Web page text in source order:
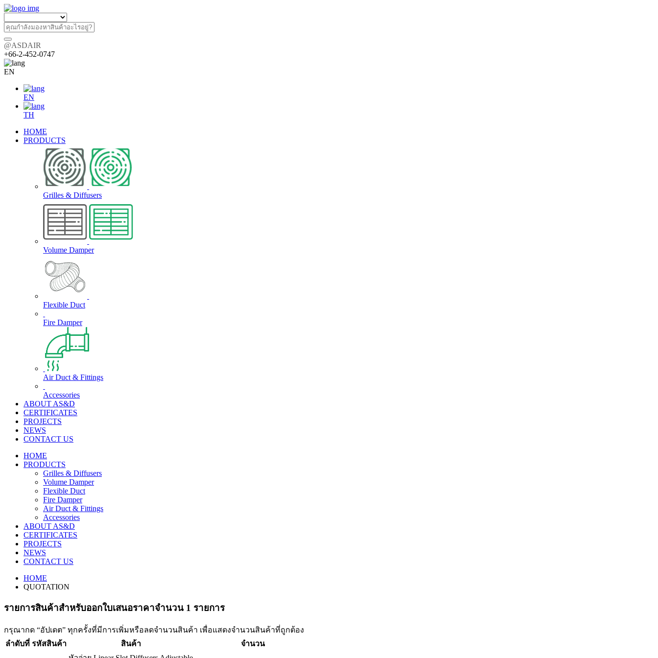
@ASDAIR
+66-2-452-0747
EN
EN
TH
HOME
PRODUCTS
Grilles & Diffusers
Volume Damper
Flexible Duct
Fire Damper
Air Duct & Fittings
Accessories
ABOUT AS&D
CERTIFICATES
PROJECTS
NEWS
CONTACT US
HOME
PRODUCTS
Grilles & Diffusers
Volume Damper
Flexible Duct
Fire Damper
Air Duct & Fittings
Accessories
ABOUT AS&D
CERTIFICATES
PROJECTS
NEWS
CONTACT US
HOME
QUOTATION
รายการสินค้าสําหรับออกใบเสนอราคาจำนวน 1 รายการ
กรุณากด “อัปเดต” ทุกครั้งที่มีการเพิ่มหรือลดจำนวนสินค้า เพื่อแสดงจำนวนสินค้าที่ถูกต้อง
ลำดับที่ รหัสสินค้า สินค้า
จำนวน